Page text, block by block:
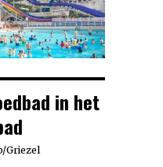
in het
/Griezel